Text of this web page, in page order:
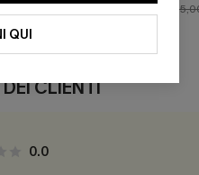
CLIENTI
0.0
QUI